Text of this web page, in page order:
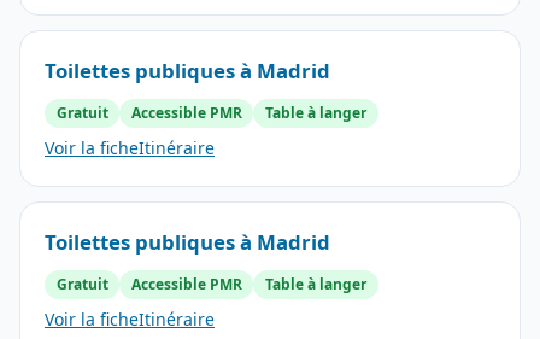
Toilettes publiques à Madrid
Gratuit Accessible PMR Table à langer
Voir la ficheItinéraire
Toilettes publiques à Madrid
Gratuit Accessible PMR Table à langer
Voir la ficheItinéraire